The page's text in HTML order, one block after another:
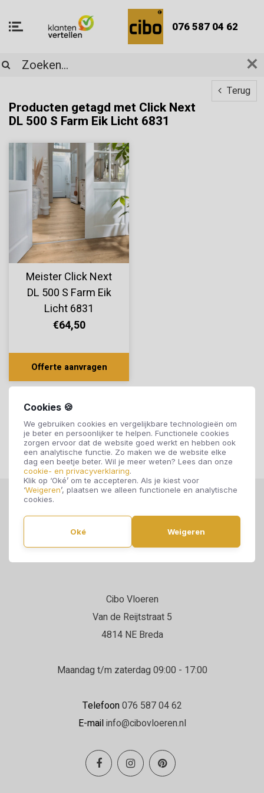
Cookies 🍪
We gebruiken cookies en vergelijkbare technologieën om
je beter en persoonlijker te helpen. Functionele cookies
zorgen ervoor dat de website goed werkt en hebben ook
een analytische functie. Zo maken we de website elke
dag een beetje beter. Wil je meer weten? Lees dan onze
cookie- en privacyverklaring.
Klik op ‘Oké’ om te accepteren. Als je kiest voor
‘Weigeren’, plaatsen we alleen functionele en analytische
cookies.
Oké Weigeren
076 587 04 62
Terug
Producten getagd met Click Next
DL 500 S Farm Eik Licht 6831
Meister Click Next
DL 500 S Farm Eik
Licht 6831
€64,50
Offerte aanvragen
Cibo Vloeren
Van de Reijtstraat 5
4814 NE Breda
Maandag t/m zaterdag 09:00 - 17:00
Telefoon076 587 04 62
E-mailinfo@cibovloeren.nl